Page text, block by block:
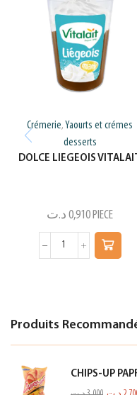
Crémerie, Yaourts et crémes
desserts
DOLCE LIEGEOIS
0,910 د.ت PIECE
Produits
CHIPS-UP